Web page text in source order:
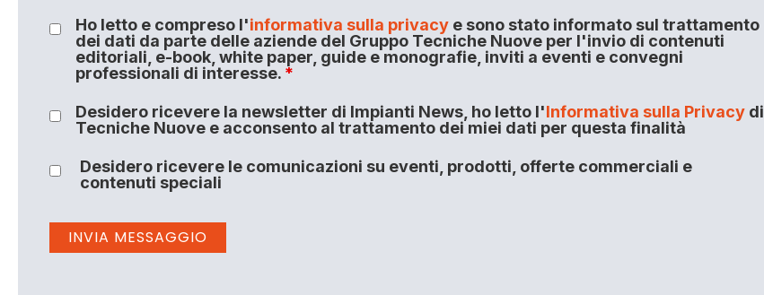
Ho letto e compreso l'informativa sulla privacye sono stato informato sul trattamento
dei dati da parte delle aziende del Gruppo Tecniche Nuove per l'invio di contenuti
editoriali, e-book, white paper, guide e monografie, inviti a eventi e convegni
professionali di interesse. *
Desidero ricevere la newsletter di Impianti News, ho letto l'Informativa sulla Privacydi
Tecniche Nuove e acconsento al trattamento dei miei dati per questa finalità
Desidero ricevere le comunicazioni su eventi, prodotti, offerte commerciali e
contenuti speciali